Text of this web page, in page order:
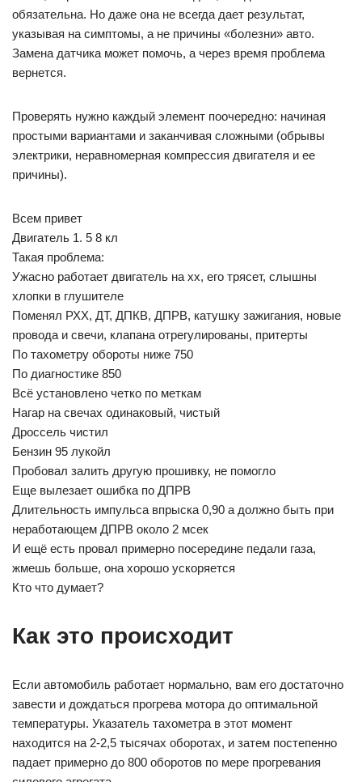
обязательна. Но даже она не всегда дает результат,
указывая на симптомы, а не причины «болезни» авто.
Замена датчика может помочь, а через время проблема
вернется.
Проверять нужно каждый элемент поочередно: начиная
простыми вариантами и заканчивая сложными (обрывы
электрики, неравномерная компрессия двигателя и ее
причины).
Всем привет
Двигатель 1. 5 8 кл
Такая проблема:
Ужасно работает двигатель на хх, его трясет, слышны
хлопки в глушителе
Поменял РХХ, ДТ, ДПКВ, ДПРВ, катушку зажигания, новые
провода и свечи, клапана отрегулированы, притерты
По тахометру обороты ниже 750
По диагностике 850
Всё установлено четко по меткам
Нагар на свечах одинаковый, чистый
Дроссель чистил
Бензин 95 лукойл
Пробовал залить другую прошивку, не помогло
Еще вылезает ошибка по ДПРВ
Длительность импульса впрыска 0,90 а должно быть при
неработающем ДПРВ около 2 мсек
И ещё есть провал примерно посередине педали газа,
жмешь больше, она хорошо ускоряется
Кто что думает?
Как это происходит
Если автомобиль работает нормально, вам его достаточно
завести и дождаться прогрева мотора до оптимальной
температуры. Указатель тахометра в этот момент
находится на 2-2,5 тысячах оборотах, и затем постепенно
падает примерно до 800 оборотов по мере прогревания